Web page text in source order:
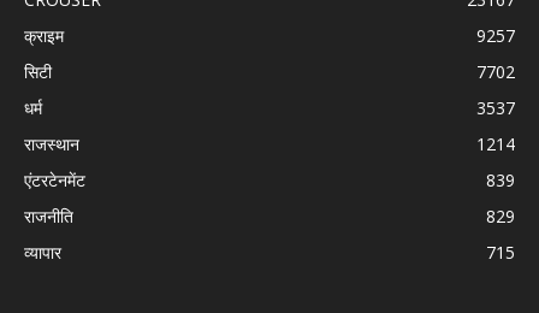
क्राइम
9257
सिटी
7702
धर्म
3537
राजस्थान
1214
एंटरटेनमेंट
839
राजनीति
829
व्यापार
715